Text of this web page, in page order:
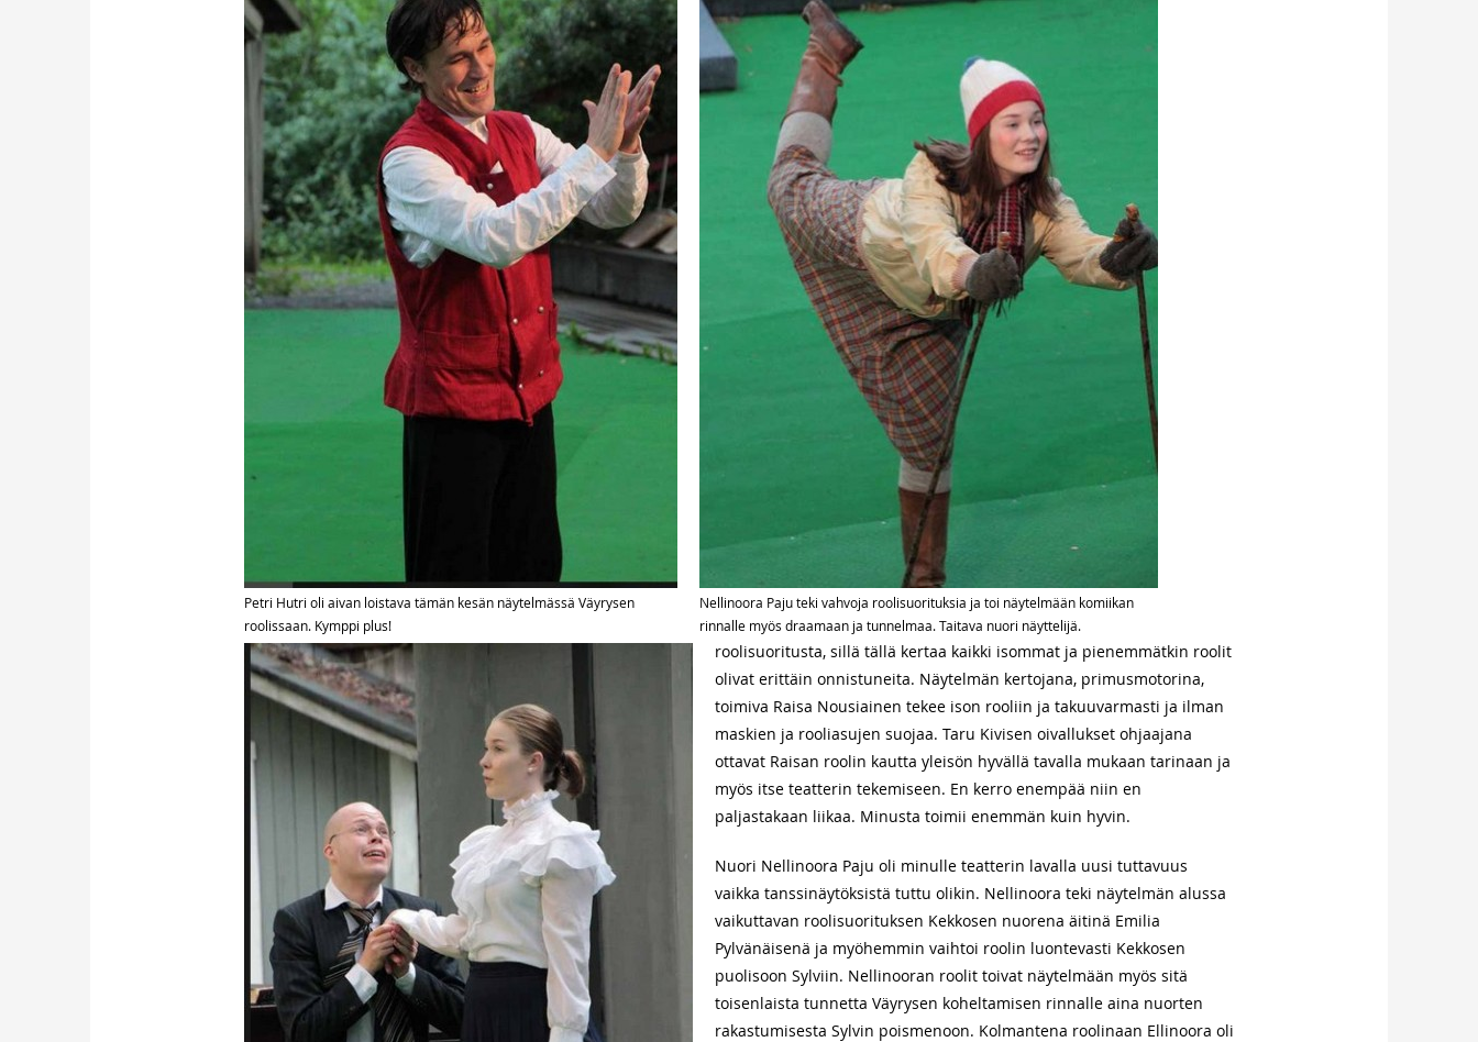
Petri Hutri oli aivan loistava tämän kesän näytelmässä Väyrysen
roolissaan. Kymppi plus!
Nellinoora Paju teki vahvoja roolisuorituksia ja toi näytelmään komiikan
rinnalle myös draamaan ja tunnelmaa. Taitava nuori näyttelijä.
roolisuoritusta, sillä tällä kertaa kaikki isommat ja pienemmätkin roolit
olivat erittäin onnistuneita. Näytelmän kertojana, primusmotorina,
toimiva Raisa Nousiainen tekee ison rooliin ja takuuvarmasti ja ilman
maskien ja rooliasujen suojaa. Taru Kivisen oivallukset ohjaajana
ottavat Raisan roolin kautta yleisön hyvällä tavalla mukaan tarinaan ja
myös itse teatterin tekemiseen. En kerro enempää niin en
paljastakaan liikaa. Minusta toimii enemmän kuin hyvin.
Nuori Nellinoora Paju oli minulle teatterin lavalla uusi tuttavuus
vaikka tanssinäytöksistä tuttu olikin. Nellinoora teki näytelmän alussa
vaikuttavan roolisuorituksen Kekkosen nuorena äitinä Emilia
Pylvänäisenä ja myöhemmin vaihtoi roolin luontevasti Kekkosen
puolisoon Sylviin. Nellinooran roolit toivat näytelmään myös sitä
toisenlaista tunnetta Väyrysen koheltamisen rinnalle aina nuorten
rakastumisesta Sylvin poismenoon. Kolmantena roolinaan Ellinoora oli